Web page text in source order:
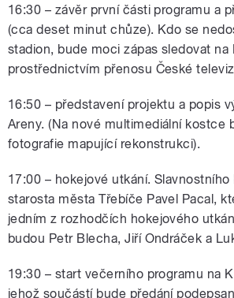
16:30 – závěr první části programu a
(cca deset minut chůze). Kdo se
stadion, bude moci zápas sledovat na
prostřednictvím přenosu České
16:50 – představení projektu a popis
Areny. (Na nové multimediální kostce
fotografie mapující rekonstrukci).
17:00 – hokejové utkání.
starosta města Třebíče Pavel Pacal,
jedním z rozhodčích hokejového
budou Petr Blecha, Jiří Ondráček a
19:30 – start večerního programu na
jehož součástí bude předání